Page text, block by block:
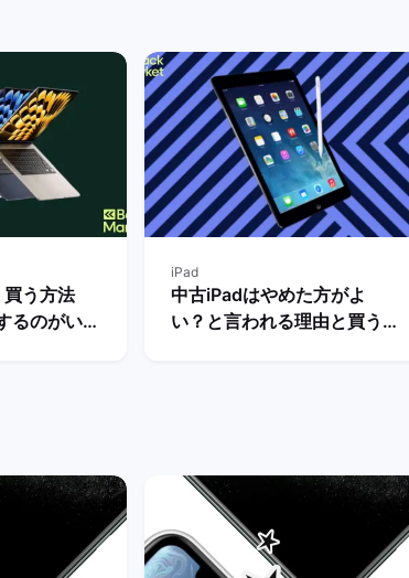
う方法
るのがいい
iPad
中古iPadはやめた方がよ
い？と言われる理由と買う際